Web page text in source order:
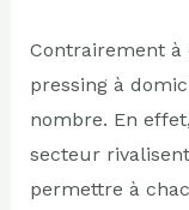
Contrairement à
pressing à
nombre. En
secteur
permettre à